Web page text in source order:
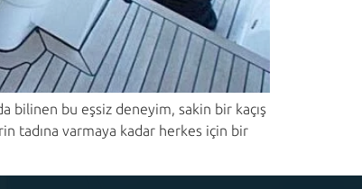
bilinen bu eşsiz deneyim, sakin bir kaçış
tadına varmaya kadar herkes için bir